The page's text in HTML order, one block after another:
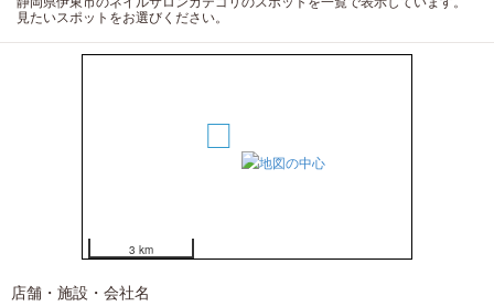
見たいスポットをお選びください。
3 km
店舗・施設・会社名